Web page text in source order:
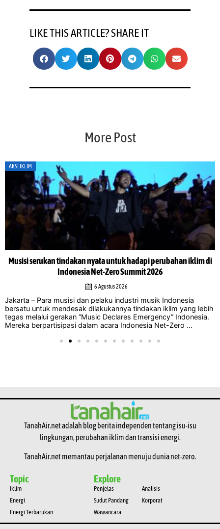
LIKE THIS ARTICLE? SHARE IT
More Post
AKSI IKLIM
Musisi serukan tindakan nyata untuk hadapi perubahan iklim di
Indonesia Net-Zero Summit 2026
6 Agustus 2026
Jakarta – Para musisi dan pelaku industri musik Indonesia
bersatu untuk mendesak dilakukannya tindakan iklim yang lebih
tegas melalui gerakan “Music Declares Emergency” Indonesia.
Mereka berpartisipasi dalam acara Indonesia Net-Zero ...
TanahAir.net adalah blog berita independen tentang isu-isu
lingkungan, perubahan iklim dan transisi energi.
TanahAir.net memantau perjalanan menuju dunia net-zero.
Topic
Iklim
Energi
Energi Terbarukan
Explore
Penjelas
Sudut Pandang
Wawancara
Analisis
Korporat